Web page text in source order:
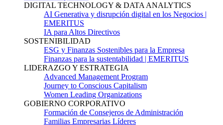
DIGITAL TECHNOLOGY & DATA ANALYTICS
AI Generativa y disrupción digital en los Negocios |
EMERITUS
IA para Altos Directivos
SOSTENIBILIDAD
ESG y Finanzas Sostenibles para la Empresa
Finanzas para la sustentabilidad | EMERITUS
LIDERAZGO Y ESTRATEGIA
Advanced Management Program
Journey to Conscious Capitalism
Women Leading Organizations
GOBIERNO CORPORATIVO
Formación de Consejeros de Administración
Familias Empresarias Líderes